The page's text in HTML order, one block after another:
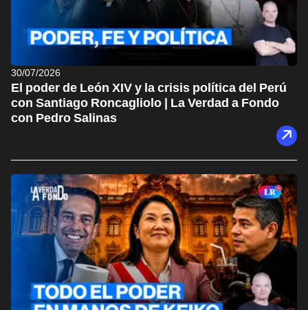
30/07/2026
El poder de León XIV y la crisis política del Perú
con Santiago Roncagliolo | La Verdad a Fondo
con Pedro Salinas